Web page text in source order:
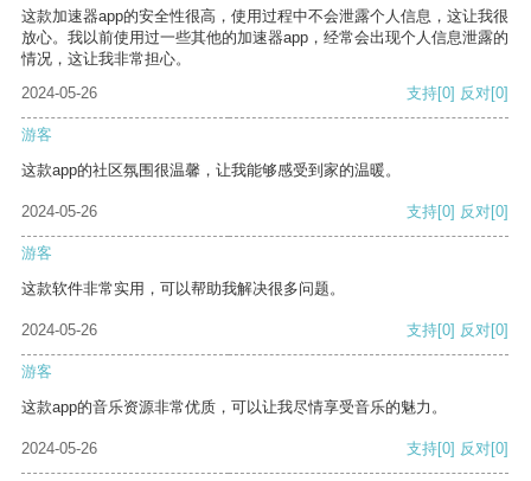
这款加速器app的安全性很高，使用过程中不会泄露个人信息，这让我很
放心。我以前使用过一些其他的加速器app，经常会出现个人信息泄露的
情况，这让我非常担心。
2024-05-26
支持[0] 反对[0]
游客
这款app的社区氛围很温馨，让我能够感受到家的温暖。
2024-05-26 支持[0] 反对[0]
游客
这款软件非常实用，可以帮助我解决很多问题。
2024-05-26 支持[0] 反对[0]
游客
这款app的音乐资源非常优质，可以让我尽情享受音乐的魅力。
2024-05-26 支持[0] 反对[0]